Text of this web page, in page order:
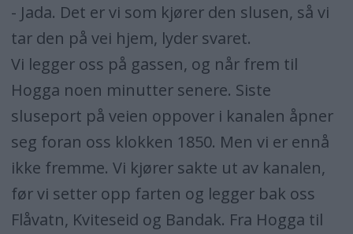
- Jada. Det er vi som kjører den slusen, så vi
tar den på vei hjem, lyder svaret.
Vi legger oss på gassen, og når frem til
Hogga noen minutter senere. Siste
sluseport på veien oppover i kanalen åpner
seg foran oss klokken 1850. Men vi er ennå
ikke fremme. Vi kjører sakte ut av kanalen,
før vi setter opp farten og legger bak oss
Flåvatn, Kviteseid og Bandak. Fra Hogga til